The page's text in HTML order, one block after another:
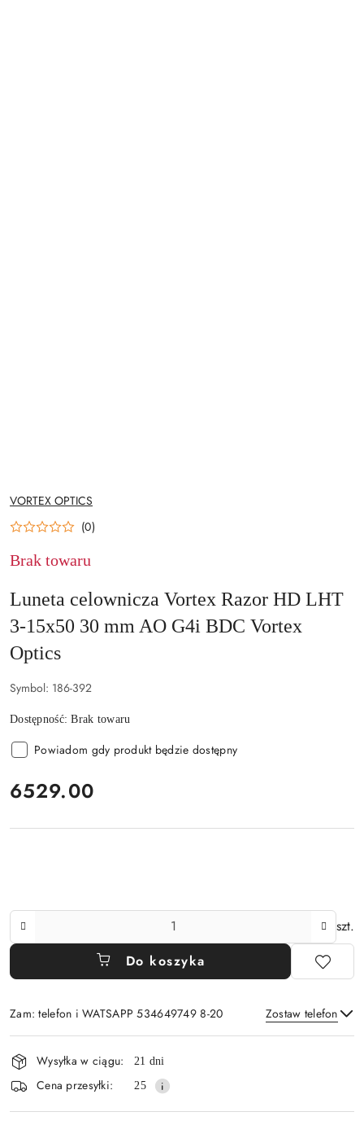
NAZWA
PRODUCENTA:
VORTEX OPTICS
(0)
Brak towaru
Luneta celownicza Vortex Razor HD LHT
3-15x50 30 mm AO G4i BDC Vortex
Optics
Symbol: 186-392
Dostępność:Brak towaru
Powiadom gdy produkt będzie dostępny
cena:
6529.00
szt.
Do koszyka
Zam: telefon i WATSAPP 534649749 8-20 Zostaw telefon
Wyślij
i
dostawa
Wysyłka w ciągu: 21 dni
Cena przesyłki: 25